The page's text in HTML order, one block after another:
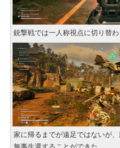
銃撃戦では一人称視点に切り替わ
家に帰るまでが遠足ではないが